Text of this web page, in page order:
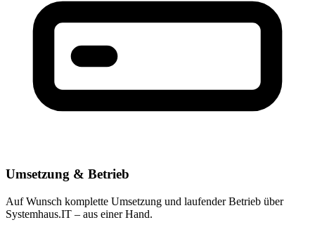
Umsetzung & Betrieb
Auf Wunsch komplette Umsetzung und laufender Betrieb über
Systemhaus.IT – aus einer Hand.